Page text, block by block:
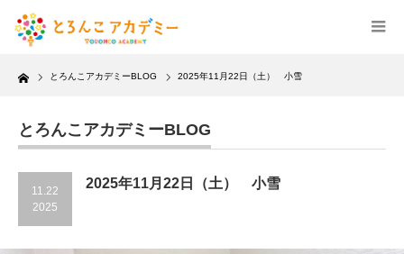
Home とろんこアカデミーBLOG 2025年11月22日（土） 小雪
とろんこアカデミーBLOG
11.22
2025
2025年11月22日（土） 小雪